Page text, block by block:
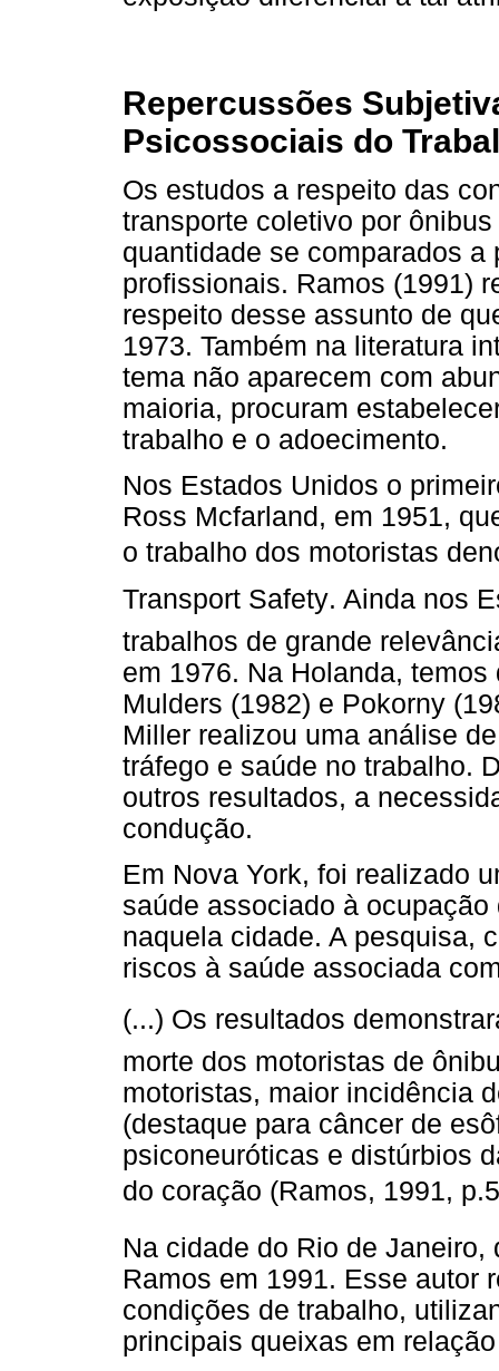
Repercussões
Psicossociais do
Os estudos a respeito das
transporte coletivo por
quantidade se comparados
profissionais. Ramos (1991)
respeito desse assunto de
1973. Também na literatura
tema não aparecem com
maioria, procuram
trabalho e o adoecimento.
Nos Estados Unidos o
Ross Mcfarland, em 1951,
o trabalho dos motoristas
Transport Safety. Ainda nos
trabalhos de grande
em 1976. Na Holanda,
Mulders (1982) e Pokorny
Miller realizou uma análise
tráfego e saúde no trabalho.
outros resultados, a
condução.
Em Nova York, foi realizado
saúde associado à
naquela cidade. A pesquisa,
riscos à saúde associada
(...) Os resultados
morte dos motoristas de
motoristas, maior incidência
(destaque para câncer de
psiconeuróticas e distúrbios
do coração (Ramos, 1991,
Na cidade do Rio de
Ramos em 1991. Esse autor
condições de trabalho,
principais queixas em